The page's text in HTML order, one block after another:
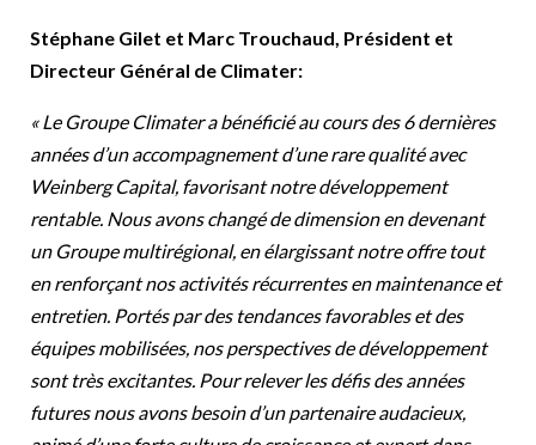
Stéphane Gilet et Marc Trouchaud, Président et
Directeur Général de Climater:
« Le Groupe Climater a bénéficié au cours des 6 dernières
années d’un accompagnement d’une rare qualité avec
Weinberg Capital, favorisant notre développement
rentable. Nous avons changé de dimension en devenant
un Groupe multirégional, en élargissant notre offre tout
en renforçant nos activités récurrentes en maintenance et
entretien. Portés par des tendances favorables et des
équipes mobilisées, nos perspectives de développement
sont très excitantes. Pour relever les défis des années
futures nous avons besoin d’un partenaire audacieux,